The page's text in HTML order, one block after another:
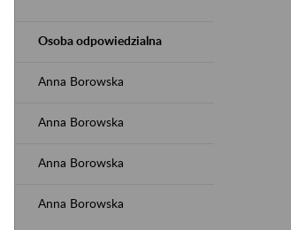
Osoba odpowiedzialna
Anna Borowska
Anna Borowska
Anna Borowska
Anna Borowska